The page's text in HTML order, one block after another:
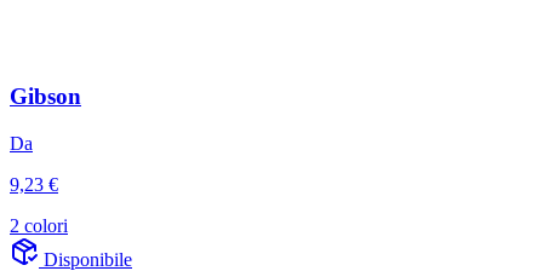
Gibson
Da
9,23 €
2 colori
Disponibile